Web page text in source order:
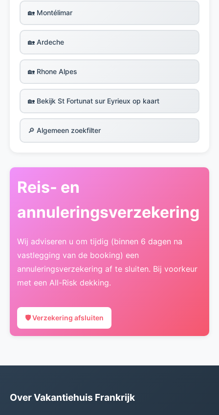
🏡 Montélimar
🏡 Ardeche
🏡 Rhone Alpes
🏡 Bekijk St Fortunat sur Eyrieux op kaart
🔎 Algemeen zoekfilter
Reis- en
annuleringsverzekering
Wij adviseren u om tijdig (binnen 6 dagen na
vastlegging van de booking) een
annuleringsverzekering af te sluiten. Bij voorkeur
met een All-Risk dekking.
🛡️ Verzekering afsluiten
Over Vakantiehuis Frankrijk